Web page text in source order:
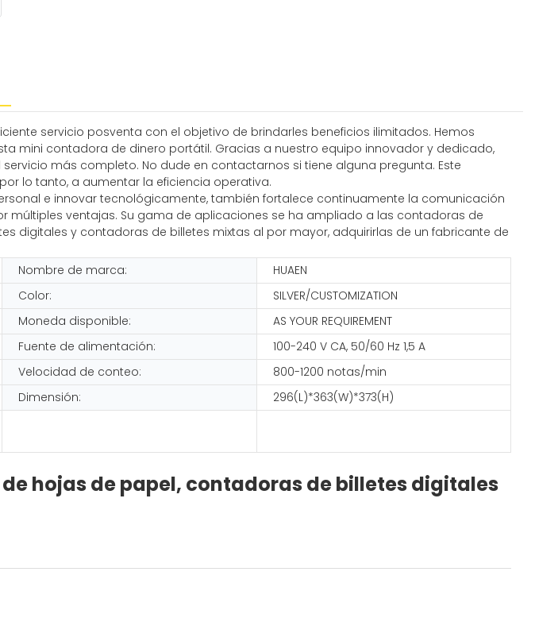
servicio posventa con el objetivo de brindarles beneficios ilimitados. Hemos
mini contadora de dinero portátil. Gracias a nuestro equipo innovador y dedicado,
más completo. No dude en contactarnos si tiene alguna pregunta. Este
lo tanto, a aumentar la eficiencia operativa.
e innovar tecnológicamente, también fortalece continuamente la comunicación
ventajas. Su gama de aplicaciones se ha ampliado a las contadoras de
digitales y contadoras de billetes mixtas al por mayor, adquirirlas de un fabricante de
Nombre de marca:
HUAEN
Color:
SILVER/CUSTOMIZATION
Moneda disponible:
AS YOUR REQUIREMENT
Fuente de alimentación:
100-240 V CA, 50/60 Hz 1,5 A
Velocidad de conteo:
800-1200 notas/min
Dimensión: 296(L)*363(W)*373(H)
hojas de papel, contadoras de billetes digitales